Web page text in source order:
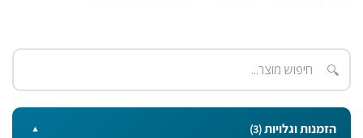
🔍
הזמנות וגלויות(3)
▼